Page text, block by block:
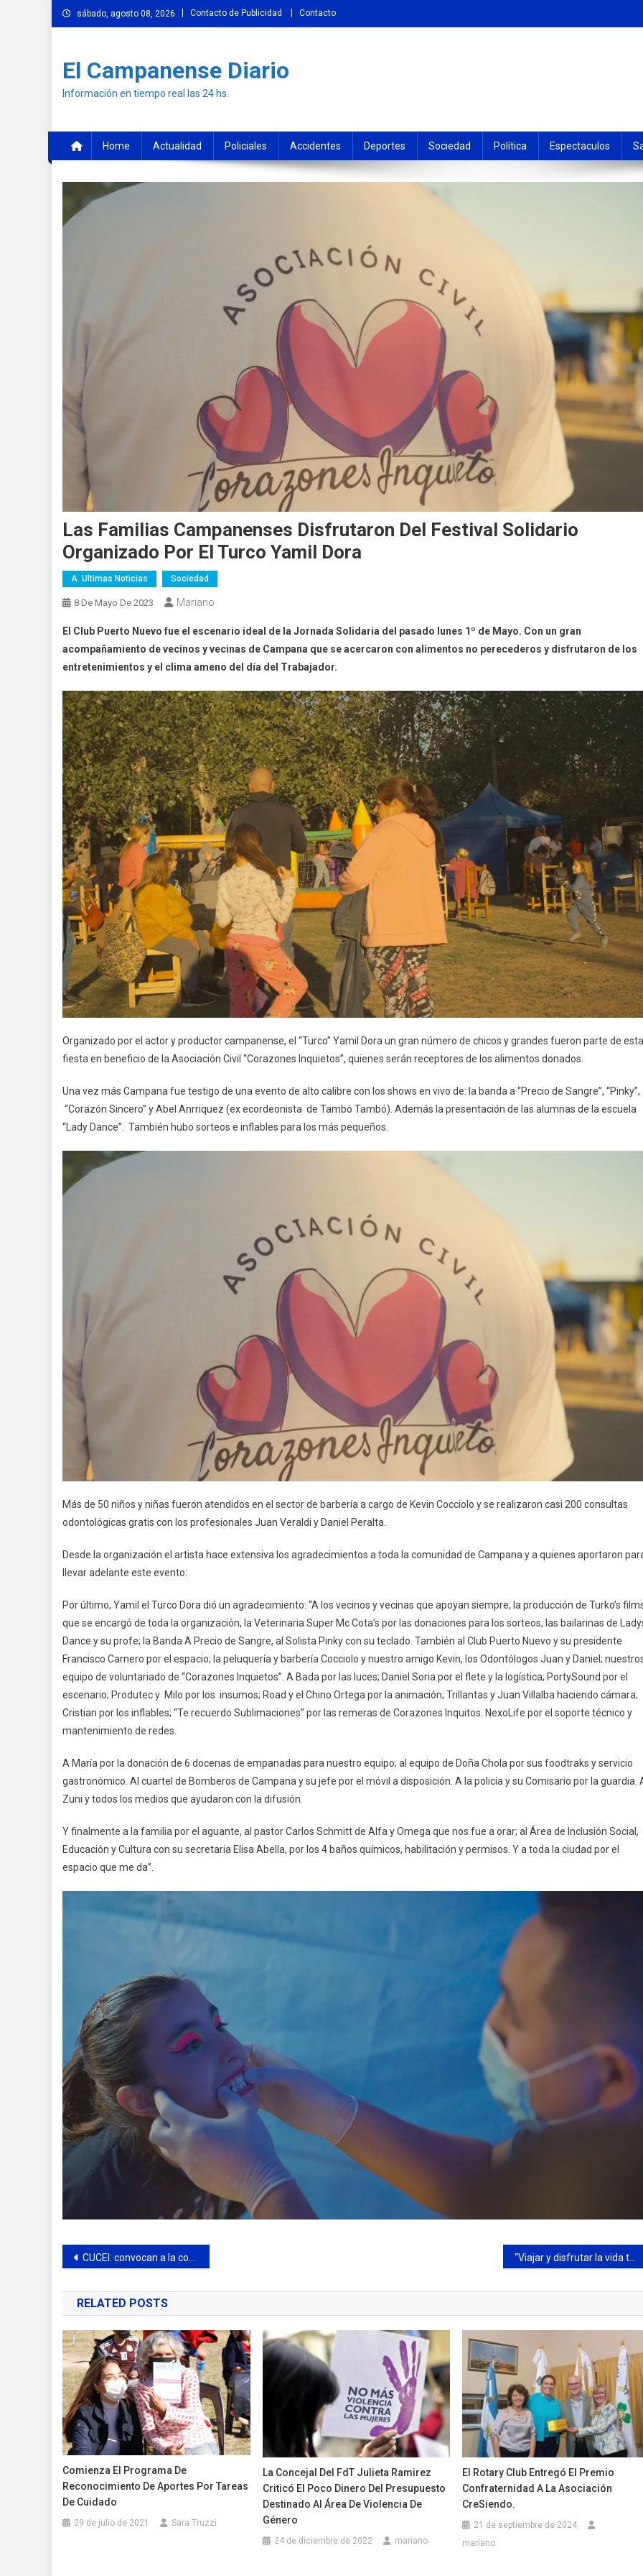
Skip
to
sábado, agosto 08, 2026 Contacto de Publicidad Contacto
El Campanense Diario
Información en tiempo real las 24 hs.
Home Actualidad Policiales Accidentes Deportes Sociedad Política Espectaculos
Las Familias Campanenses Disfrutaron Del Festival Solidario
Organizado Por El Turco Yamil Dora
A. Ultimas Noticias Sociedad
8 De Mayo De 2023 Mariano
El Club Puerto Nuevo fue el escenario ideal de la Jornada Solidaria del pasado lunes 1º de Mayo. Con un gran
acompañamiento de vecinos y vecinas de Campana que se acercaron con alimentos no perecederos y disfrutaron de los
entretenimientos y el clima ameno del día del Trabajador.
Organizado por el actor y productor campanense, el “Turco” Yamil Dora un gran número de chicos y grandes fueron parte de esta
fiesta en beneficio de la Asociación Civil “Corazones Inquietos”, quienes serán receptores de los alimentos donados.
Una vez más Campana fue testigo de una evento de alto calibre con los shows en vivo de: la banda a “Precio de Sangre”, “Pinky”,
“Corazón Sincero” y Abel Anrriquez (ex ecordeonista de Tambó Tambó). Además la presentación de las alumnas de la escuela
“Lady Dance”. También hubo sorteos e inflables para los más pequeños.
Más de 50 niños y niñas fueron atendidos en el sector de barbería a cargo de Kevin Cocciolo y se realizaron casi 200 consultas
odontológicas gratis con los profesionales Juan Veraldi y Daniel Peralta.
Desde la organización el artista hace extensiva los agradecimientos a toda la comunidad de Campana y a quienes aportaron
llevar adelante este evento:
Por último, Yamil el Turco Dora dió un agradecimiento: “A los vecinos y vecinas que apoyan siempre, la producción de Turko’s
que se encargó de toda la organización, la Veterinaria Super Mc Cota’s por las donaciones para los sorteos, las bailarinas de
Dance y su profe; la Banda A Precio de Sangre, al Solista Pinky con su teclado. También al Club Puerto Nuevo y su presidente
Francisco Carnero por el espacio; la peluquería y barbería Cocciolo y nuestro amigo Kevin, los Odontólogos Juan y Daniel;
equipo de voluntariado de “Corazones Inquietos”. A Bada por las luces; Daniel Soria por el flete y la logística; PortySound por el
escenario; Produtec y Milo por los insumos; Road y el Chino Ortega por la animación; Trillantas y Juan Villalba haciendo cámara;
Cristian por los inflables; “Te recuerdo Sublimaciones” por las remeras de Corazones Inquitos. NexoLife por el soporte técnico y
mantenimiento de redes.
A María por la donación de 6 docenas de empanadas para nuestro equipo; al equipo de Doña Chola por sus foodtraks y servicio
gastronómico. Al cuartel de Bomberos de Campana y su jefe por el móvil a disposición. A la policía y su Comisario por la guardia.
Zuni y todos los medios que ayudaron con la difusión.
Y finalmente a la familia por el aguante, al pastor Carlos Schmitt de Alfa y Omega que nos fue a orar; al Área de Inclusión Social,
Educación y Cultura con su secretaria Elisa Abella, por los 4 baños químicos, habilitación y permisos. Y a toda la ciudad por el
espacio que me da”.
Navegación
de
entradas
CUCEI: convocan a la comunidad por la Orden de la Campana 2023
RELATED POSTS
Comienza El Programa De
Reconocimiento De Aportes Por Tareas
De Cuidado
29 de julio de 2021 Sara Truzzi
La Concejal Del FdT Julieta Ramirez
Criticó El Poco Dinero Del Presupuesto
Destinado Al Área De Violencia De
Género
24 de diciembre de 2022 mariano
El Rotary Club Entregó El Premio
Confraternidad A La Asociación
CreSiendo.
21 de septiembre de 2024
mariano